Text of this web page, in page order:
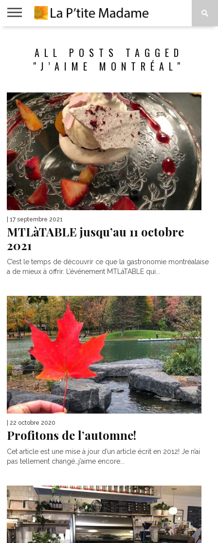
VIVRE
PROPOSALL POSTS TAGGED
"J’AIME MONTRÉAL"
| 17 septembre 2021
MTLàTABLE jusqu’au 11 octobre
2021
C’est le temps de découvrir ce que la gastronomie montréalaise
a de mieux à offrir. L’événement MTLàTABLE qui...
| 22 octobre 2020
Profitons de l’automne!
Cet article est une mise à jour d’un article écrit en 2012! Je n’ai
pas tellement changé…j’aime encore...